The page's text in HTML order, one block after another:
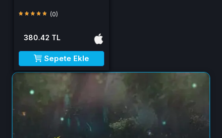
(0)
380.42 TL
Sepete Ekle